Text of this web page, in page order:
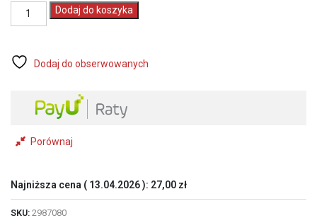
ilość
L'outil
wałek
cm
Dodaj do koszyka
Dodaj do obserwowanych
Porównaj
Najniższa cena ( 13.04.2026): 27,00 zł
SKU: 2987080